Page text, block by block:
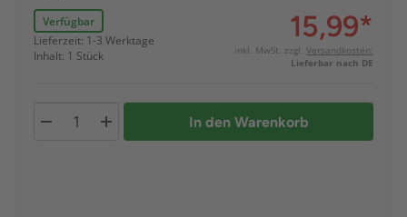
Verfügbar
Lieferzeit: 1-3 Werktage
Inhalt: 1 Stück
15,99*
inkl. MwSt. zzgl. Versandkosten:
Lieferbar nach DE
In den Warenkorb